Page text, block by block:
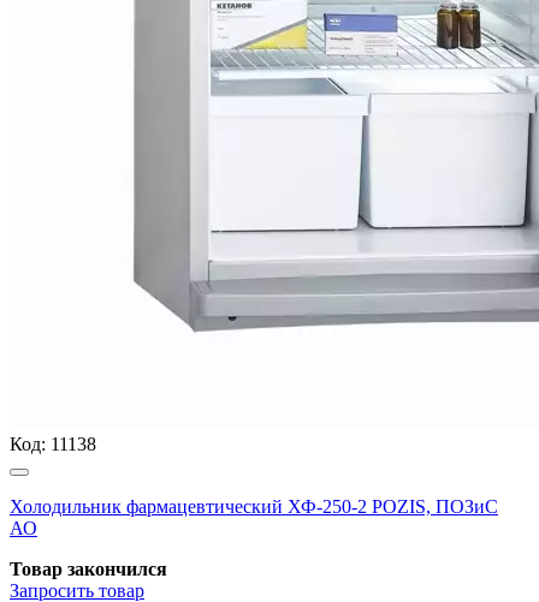
Код: 11138
Холодильник фармацевтический ХФ-250-2 POZIS, ПОЗиС
АО
Товар закончился
Запросить товар